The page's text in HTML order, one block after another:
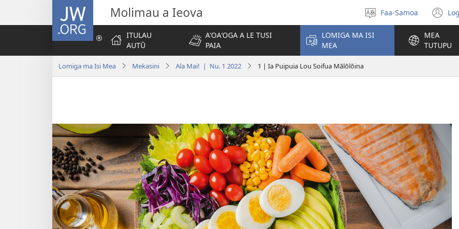
JW.ORG Molimau a Ieova
Filifili
le
gagana
Faa-Samoa
se
ITULAU
AUTŪ
AʻOAʻOGA A LE TUSI
PAIA
LOMIGA MA ISI
MEA
MEA
TUTUPU
Lomiga ma Isi Mea Mekasini Ala Mai! | Nu. 1 2022 1 | Ia Puipuia Lou Soifua Mālōlōina